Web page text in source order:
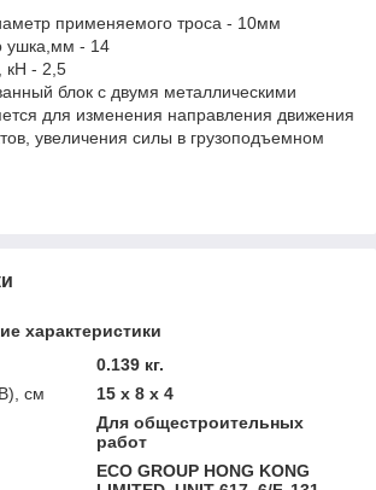
применяемого троса - 10мм
ушка,мм - 14
кН - 2,5
блок с двумя металлическими
для изменения направления движения
увеличения силы в грузоподъемном
характеристики
0.139 кг.
см
15 x 8 x 4
Для общестроительных
работ
ECO GROUP HONG KONG